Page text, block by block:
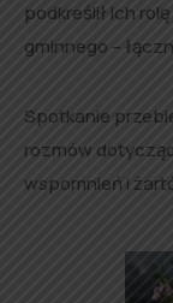
podkreślił Ich
gminnego –
Spotkanie
rozmów
wspomnień i